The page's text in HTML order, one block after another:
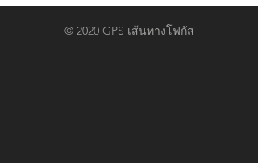
© 2020 GPS เส้นทางโฟกัส